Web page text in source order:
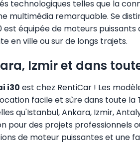
technologiques telles que la
multimédia remarquable. Se
est équipée de moteurs
en ville ou sur de longs trajets.
Izmir et dans
i30 est chez RentiCar ! Les
facile et sûre dans toute la
qu'Istanbul,Ankara, Izmir,
pour des projets professionnels
de moteur puissantes et une